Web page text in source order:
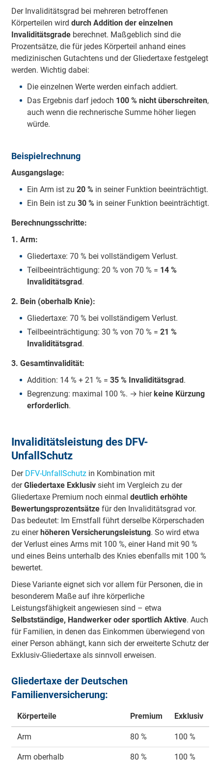
Der Invaliditätsgrad bei mehreren betroffenen
Körperteilen wird durch Addition der einzelnen
Invaliditätsgradeberechnet. Maßgeblich sind die
Prozentsätze, die für jedes Körperteil anhand eines
medizinischen Gutachtens und der Gliedertaxe festgelegt
werden. Wichtig dabei:
Die einzelnen Werte werden einfach addiert.
Das Ergebnis darf jedoch 100 % nicht überschreiten,
auch wenn die rechnerische Summe höher liegen
würde.
Beispielrechnung
Ausgangslage:
Ein Arm ist zu 20 % in seiner Funktion beeinträchtigt.
Ein Bein ist zu 30 % in seiner Funktion beeinträchtigt.
Berechnungsschritte:
1. Arm:
Gliedertaxe: 70 % bei vollständigem Verlust.
Teilbeeinträchtigung: 20 % von 70 % = 14 %
Invaliditätsgrad.
2. Bein (oberhalb Knie):
Gliedertaxe: 70 % bei vollständigem Verlust.
Teilbeeinträchtigung: 30 % von 70 % = 21 %
Invaliditätsgrad.
3. Gesamtinvalidität:
Addition: 14 % + 21 % = 35 % Invaliditätsgrad.
Begrenzung: maximal 100 %. → hierkeine Kürzung
erforderlich.
Invaliditätsleistung des DFV-
UnfallSchutz
Der DFV-UnfallSchutzin Kombination mit
derGliedertaxe Exklusivsieht im Vergleich zu der
Gliedertaxe Premium noch einmal deutlich erhöhte
Bewertungsprozentsätzefür den Invaliditätsgrad vor.
Das bedeutet: Im Ernstfall führt derselbe Körperschaden
zu einerhöheren Versicherungsleistung. So wird etwa
der Verlust eines Arms mit 100 %, einer Hand mit 90 %
und eines Beins unterhalb des Knies ebenfalls mit 100 %
bewertet.
Diese Variante eignet sich vor allem für Personen, die in
besonderem Maße auf ihre körperliche
Leistungsfähigkeit angewiesen sind – etwa
Selbstständige, Handwerker oder sportlich Aktive. Auch
für Familien, in denen das Einkommen überwiegend von
einer Person abhängt, kann sich der erweiterte Schutz der
Exklusiv-Gliedertaxe als sinnvoll erweisen.
Gliedertaxe der Deutschen
Familienversicherung:
Körperteile Premium Exklusiv
Arm 80 % 100 %
Arm oberhalb 80 % 100 %